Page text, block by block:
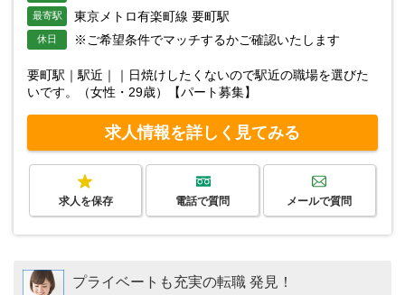
最寄駅 東京メトロ有楽町線 要町駅
休日 ※ご希望条件でマッチするかご確認いたします
要町駅｜駅近｜｜日焼けしたくないので駅近の職場を選びた
いです。（女性・29歳）【パート募集】
求人情報を詳しく見てみる
求人を保存 電話で質問 メールで質問
プライベートも充実の転職 発見！